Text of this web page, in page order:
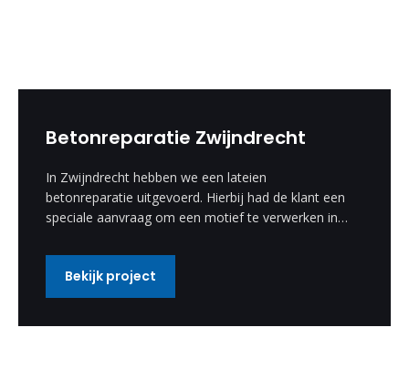
Betonreparatie Zwijndrecht
In Zwijndrecht hebben we een lateien
betonreparatie uitgevoerd. Hierbij had de klant een
speciale aanvraag om een motief te verwerken in
uitgevoerd en is een enorm mooi resultaat
geworden.
Bekijk project